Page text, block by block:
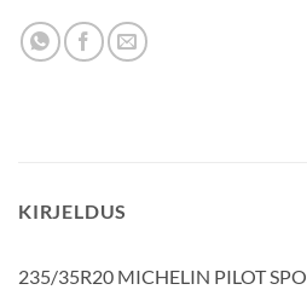
KIRJELDUS
235/35R20 MICHELIN PILOT